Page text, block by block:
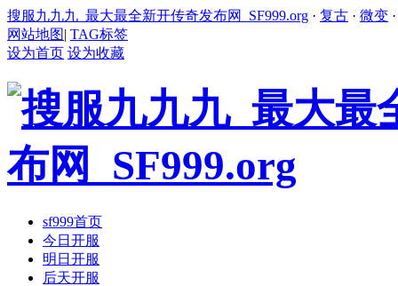
搜服九九九_最大最全新开传奇发布网_SF999.org · 复古 · 微变
网站地图| TAG标签
设为首页 设为收藏
sf999首页
今日开服
明日开服
后天开服